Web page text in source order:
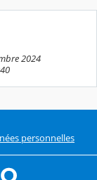
2024
personnelles